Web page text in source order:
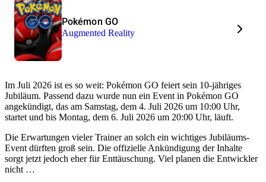
Pokémon GO
Augmented Reality
Im Juli 2026 ist es so weit: Pokémon GO feiert sein 10-jähriges
Jubiläum. Passend dazu wurde nun ein Event in Pokémon GO
angekündigt, das am Samstag, dem 4. Juli 2026 um 10:00 Uhr,
startet und bis Montag, dem 6. Juli 2026 um 20:00 Uhr, läuft.
Die Erwartungen vieler Trainer an solch ein wichtiges Jubiläums-
Event dürften groß sein. Die offizielle Ankündigung der Inhalte
sorgt jetzt jedoch eher für Enttäuschung. Viel planen die Entwickler
nicht …